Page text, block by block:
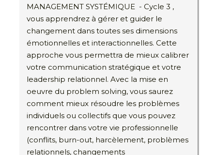
MANAGEMENT SYSTÉMIQUE - Cycle 3 ,
vous apprendrez à gérer et guider le
changement dans toutes ses dimensions
émotionnelles et interactionnelles. Cette
approche vous permettra de mieux calibrer
votre communication stratégique et votre
leadership relationnel. Avec la mise en
oeuvre du problem solving, vous saurez
comment mieux résoudre les problèmes
individuels ou collectifs que vous pouvez
rencontrer dans votre vie professionnelle
(conflits, burn-out, harcèlement, problèmes
relationnels, changements